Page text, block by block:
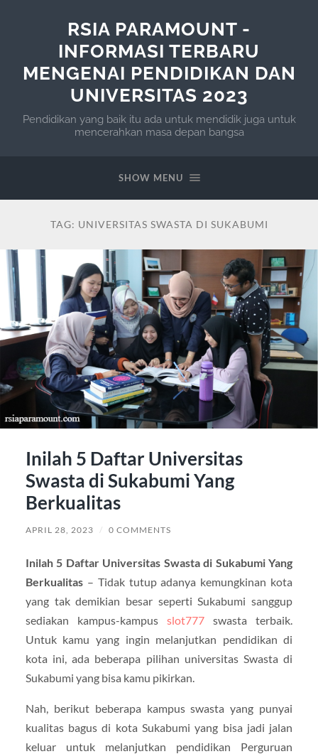
RSIA PARAMOUNT -
INFORMASI TERBARU
MENGENAI PENDIDIKAN DAN
UNIVERSITAS 2023
Pendidikan yang baik itu ada untuk mendidik juga untuk
mencerahkan masa depan bangsa
SHOW MENU
TAG: UNIVERSITAS SWASTA DI SUKABUMI
Inilah 5 Daftar Universitas
Swasta di Sukabumi Yang
Berkualitas
APRIL 28, 2023 / 0 COMMENTS
Inilah 5 Daftar Universitas Swasta di Sukabumi Yang
Berkualitas– Tidak tutup adanya kemungkinan kota
yang tak demikian besar seperti Sukabumi sanggup
sediakan kampus-kampus slot777 swasta terbaik.
Untuk kamu yang ingin melanjutkan pendidikan di
kota ini, ada beberapa pilihan universitas Swasta di
Sukabumi yang bisa kamu pikirkan.
Nah, berikut beberapa kampus swasta yang punyai
kualitas bagus di kota Sukabumi yang bisa jadi jalan
keluar untuk melanjutkan pendidikan Perguruan